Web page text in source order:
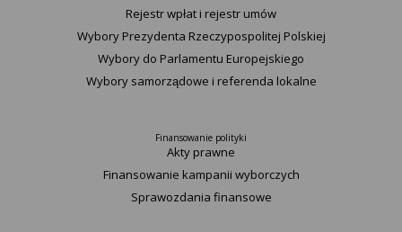
Rejestr wpłat i rejestr umów
Wybory Prezydenta Rzeczypospolitej Polskiej
Wybory do Parlamentu Europejskiego
Wybory samorządowe i referenda lokalne
Finansowanie polityki
Akty prawne
Finansowanie kampanii wyborczych
Sprawozdania finansowe